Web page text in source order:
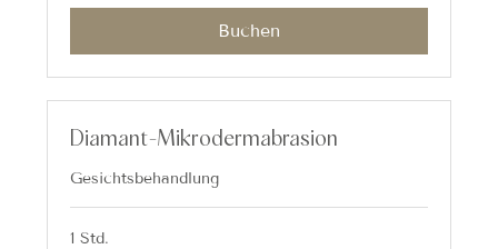
Buchen
Diamant-Mikrodermabrasion
Gesichtsbehandlung
1 Std.